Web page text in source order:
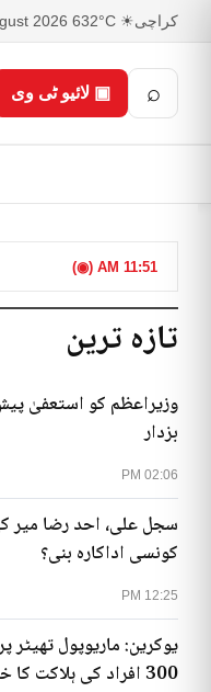
کراچی☀ 32°C
6 August 2026
⌕ ▣ لائیو ٹی وی
11:51 AM (◉)
تازہ ترین
02:06 PM
وزیراعظم کو استعفیٰ
بزدار
12:25 PM
سجل علی، احد رضا میر
کونسی اداکارہ بنی؟
یوکرین: ماریوپول تھیٹر
300 افراد کی ہلاکت کا خدشہ